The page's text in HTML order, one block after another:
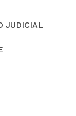
JUDICIAL